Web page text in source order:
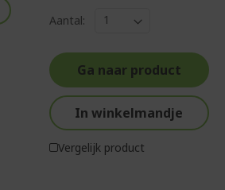
Aantal:
Ga naar product
In winkelmandje
Vergelijk product